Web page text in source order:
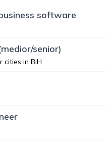
software
senior)
cities in BiH